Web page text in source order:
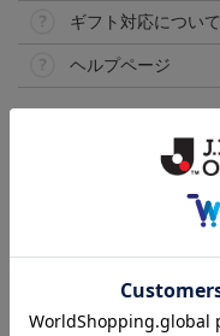
ギフト対応について
ヘルプページ